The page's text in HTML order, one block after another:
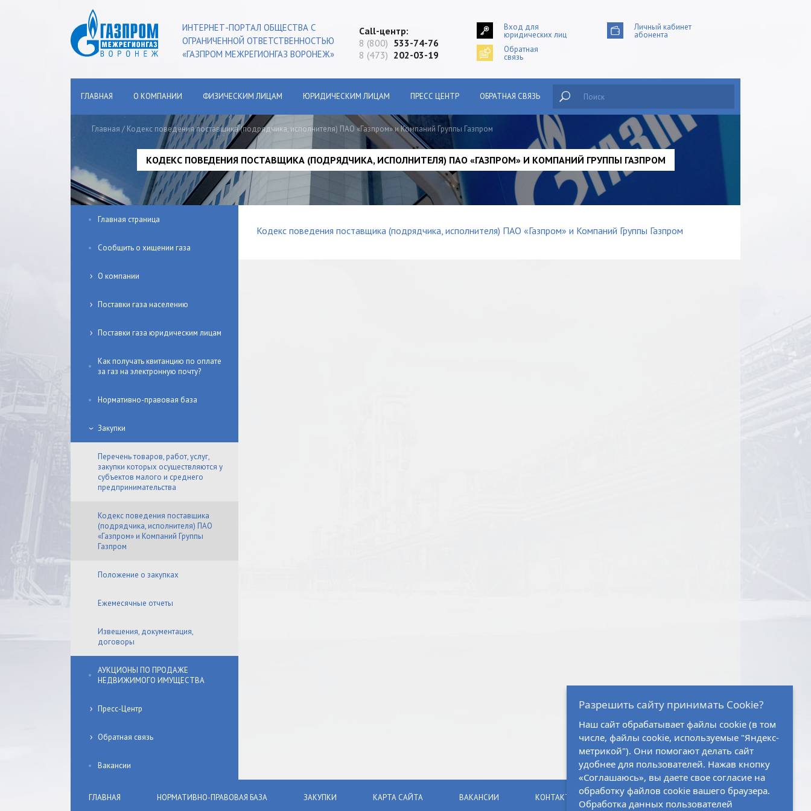
ИНТЕРНЕТ-ПОРТАЛ ОБЩЕСТВА С
ОГРАНИЧЕННОЙ ОТВЕТСТВЕННОСТЬЮ
«ГАЗПРОМ МЕЖРЕГИОНГАЗ ВОРОНЕЖ»
Сall-центр:
8 (800) 533-74-76
8 (473) 202-03-19
Вход для
юридических лиц
Личный кабинет
абонента
Обратная
связь
ГЛАВНАЯ О КОМПАНИИ ФИЗИЧЕСКИМ ЛИЦАМ ЮРИДИЧЕСКИМ ЛИЦАМ ПРЕСС ЦЕНТР ОБРАТНАЯ СВЯЗЬ Поиск
Главная / Кодекс поведения поставщика (подрядчика, исполнителя) ПАО «Газпром» и Компаний Группы Газпром
КОДЕКС ПОВЕДЕНИЯ ПОСТАВЩИКА (ПОДРЯДЧИКА, ИСПОЛНИТЕЛЯ) ПАО «ГАЗПРОМ» И КОМПАНИЙ ГРУППЫ ГАЗПРОМ
Главная страница
Сообщить о хищении газа
О компании
Поставки газа населению
Поставки газа юридическим лицам
Как получать квитанцию по оплате
за газ на электронную почту?
Нормативно-правовая база
Закупки
Перечень товаров, работ, услуг,
закупки которых осуществляются у
субъектов малого и среднего
предпринимательства
Кодекс поведения поставщика
(подрядчика, исполнителя) ПАО
«Газпром» и Компаний Группы
Газпром
Положение о закупках
Ежемесячные отчеты
Извещения, документация,
договоры
АУКЦИОНЫ ПО ПРОДАЖЕ
НЕДВИЖИМОГО ИМУЩЕСТВА
Пресс-Центр
Обратная связь
Вакансии
Кодекс поведения поставщика (подрядчика, исполнителя) ПАО «Газпром» и Компаний Группы Газпром
ГЛАВНАЯ НОРМАТИВНО-ПРАВОВАЯ БАЗА ЗАКУПКИ КАРТА САЙТА ВАКАНСИИ КОНТАКТЫ
Разрешить сайту принимать Cookie?
Наш сайт обрабатывает файлы cookie (в том
числе, файлы cookie, используемые "Яндекс-
метрикой"). Они помогают делать сайт
удобнее для пользователей. Нажав кнопку
«Соглашаюсь», вы даете свое согласие на
обработку файлов cookie вашего браузера.
Обработка данных пользователей